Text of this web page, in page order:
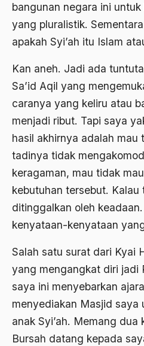
bangunan negara ini
yang pluralistik.
apakah Syi’ah itu Islam
Kan aneh. Jadi ada
Sa’id Aqil yang
caranya yang keliru atau
menjadi ribut. Tapi saya
hasil akhirnya adalah mau
tadinya tidak
keragaman, mau tidak
kebutuhan tersebut. Kalau
ditinggalkan oleh
kenyataan-kenyataan
Salah satu surat dari Kyai
yang mengangkat diri jadi
saya ini menyebarkan
menyediakan Masjid saya
anak Syi’ah. Memang
Bursah datang kepada
Ajengan SIngaparna
Akademi Betawi
Akbar tanjung
akhlak
Akhlaq
Akidah
Aktivis
Aktivis Muda
akulturasi
al qaeda
Al-Azhar
Al-Ghazali